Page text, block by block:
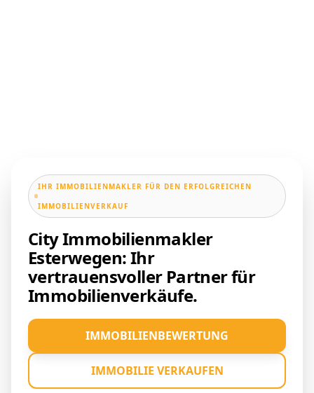
IHR IMMOBILIENMAKLER FÜR DEN ERFOLGREICHEN
IMMOBILIENVERKAUF
City Immobilienmakler
Esterwegen: Ihr
vertrauensvoller Partner für
Immobilienverkäufe.
IMMOBILIENBEWERTUNG
IMMOBILIE VERKAUFEN